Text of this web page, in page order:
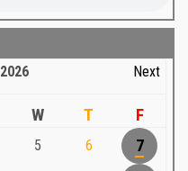
2026 Next
W T F
5 6 7